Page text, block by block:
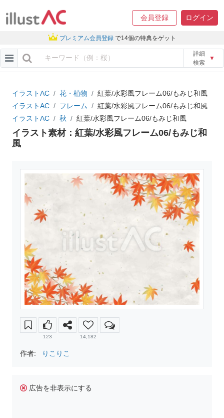
会員登録 ログイン
プレミアム会員登録 で14個の特典をゲット
詳細
検索
▼
イラストAC 花・植物
紅葉/水彩風フレーム06/もみじ和風
イラストAC
フレーム
紅葉/水彩風フレーム06/もみじ和風
イラストAC
秋 紅葉/水彩風フレーム06/もみじ和風
イラスト素材：紅葉/水彩風フレーム06/もみじ和
風
123 14,182
作者: りこりこ
広告を非表示にする